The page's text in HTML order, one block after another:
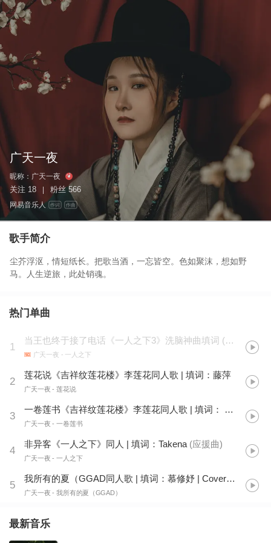
广天一夜
昵称： 广天一夜
关注 18 粉丝 566
网易音乐人 作词 作曲
歌手简介
尘芥浮沤，情短纸长。把歌当酒，一忘皆空。色如聚沫，想如野
马。人生逆旅，此处销魂。
热门单曲
1
当王也终于接了电话《一人之下3》洗脑神曲填词 (翻自 藤新
广天一夜 - 一人之下
2
莲花说《吉祥纹莲花楼》李莲花同人歌 | 填词：藤萍
广天一夜 - 莲花说
3
一卷莲书《吉祥纹莲花楼》李莲花同人歌 | 填词： 挽云弄月
广天一夜 - 一卷莲书
4
非异客《一人之下》同人 | 填词：Takena (应援曲)
广天一夜 - 一人之下
5
我所有的夏（GGAD同人歌 | 填词：慕修妤 | Cover：ヤキモチ）
广天一夜 - 我所有的夏（GGAD）
最新音乐